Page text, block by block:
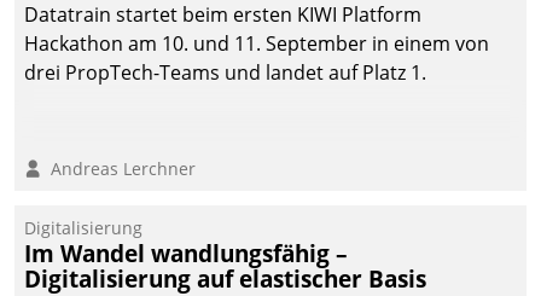
Datatrain startet beim ersten KIWI Platform
Hackathon am 10. und 11. September in einem von
drei PropTech-Teams und landet auf Platz 1.
Andreas Lerchner
Digitalisierung
Im Wandel wandlungsfähig –
Digitalisierung auf elastischer Basis